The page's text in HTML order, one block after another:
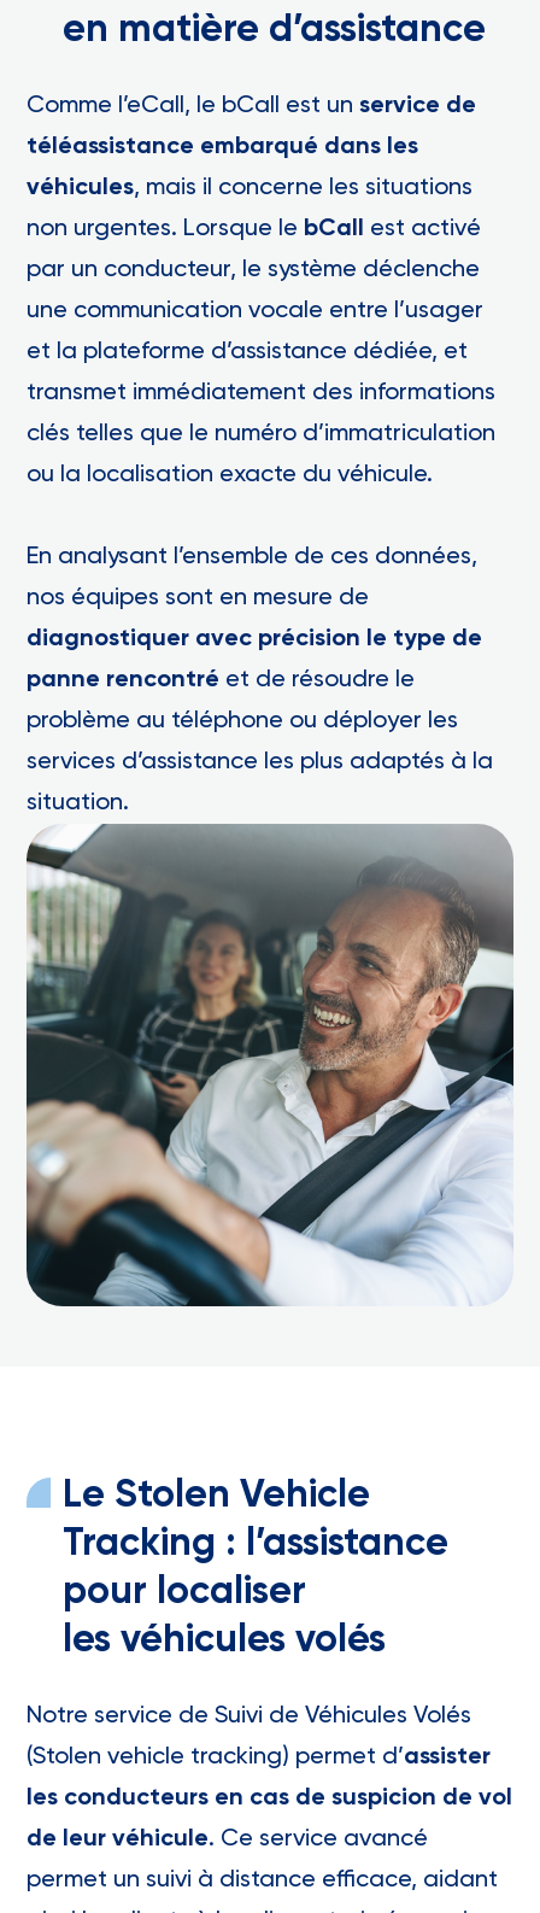
en matière d’assistance
Comme l’eCall, le bCall est unservice de
téléassistance embarqué dans les
véhicules, mais il concerne les situations
non urgentes. Lorsque le bCall est activé
par un conducteur, le système déclenche
une communication vocale entre l’usager
et la plateforme d’assistance dédiée, et
transmet immédiatement des informations
clés telles que le numéro d’immatriculation
ou la localisation exacte du véhicule.
En analysant l’ensemble de ces données,
nos équipes sont en mesure de
diagnostiquer avec précision le type de
panne rencontré et de résoudre le
problème au téléphone ou déployer les
services d’assistance les plus adaptés à la
situation.
Le Stolen Vehicle
Tracking : l’assistance
pour localiser
les véhicules volés
Notre service de Suivi de Véhicules Volés
(Stolen vehicle tracking) permet d’assister
les conducteurs en cas de suspicion de vol
de leur véhicule. Ce service avancé
permet un suivi à distance efficace, aidant